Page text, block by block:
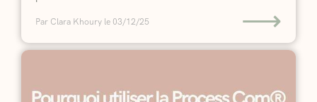
Par Clara Khoury le 03/12/25 ⟶